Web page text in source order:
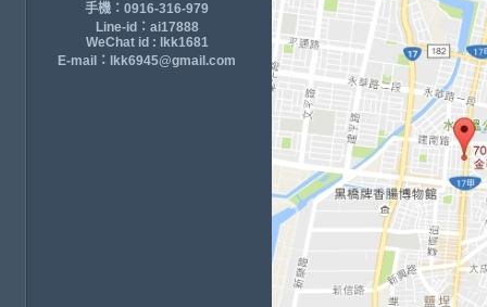
手機：0916-316-979
Line-id：ai17888
WeChat id : lkk1681
E-mail：lkk6945@gmail.com